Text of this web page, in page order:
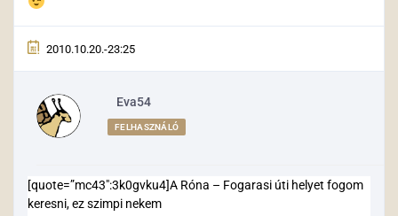
2010.10.20.-23:25
Eva54
FELHASZNÁLÓ
[quote=”mc43″:3k0gvku4]A Róna – Fogarasi úti helyet fogom
keresni, ez szimpi nekem